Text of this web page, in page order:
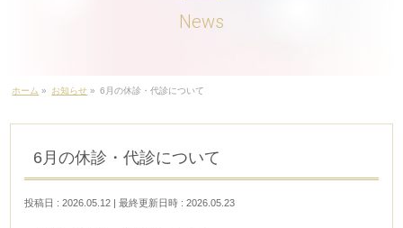
助成金
遠隔診療(オンライン診療)
ホーム » お知らせ » 6月の休診・代診について
6月の休診・代診について
投稿日 : 2026.05.12 最終更新日時 : 2026.05.23